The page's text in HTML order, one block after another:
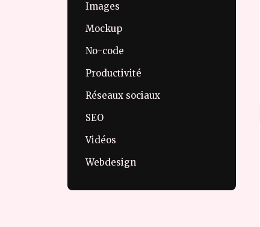
Images
Mockup
No-code
Productivité
Réseaux sociaux
SEO
Vidéos
Webdesign